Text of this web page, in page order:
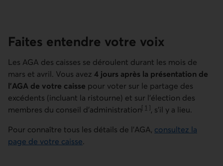
Faites entendre votre voix
Les AGA des caisses se déroulent durant les mois de
mars et avril. Vous avez 4 jours après la présentation de
l’AGA de votre caisse pour voter sur le partage des
excédents (incluant la ristourne) et sur l’élection des
membres du conseil d’administration[ 1 ]
Aller à la note
, s'il y a lieu.
Pour connaître tous les détails de l’AGA, consultez la
page de votre caisse.